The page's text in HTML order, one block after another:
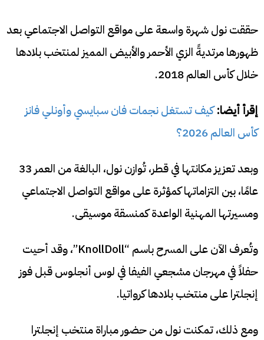
حققت نول شهرة واسعة على مواقع التواصل الاجتماعي بعد
ظهورها مرتديةً الزي الأحمر والأبيض المميز لمنتخب بلادها
خلال كأس العالم 2018.
إقرأ أيضا:كيف تستغل نجمات فان سبايسي وأونلي فانز
كأس العالم 2026؟
وبعد تعزيز مكانتها في قطر، تُوازن نول، البالغة من العمر 33
عامًا، بين التزاماتها كمؤثرة على مواقع التواصل الاجتماعي
ومسيرتها المهنية الواعدة كمنسقة موسيقى.
وتُعرف الآن على المسرح باسم “KnollDoll”، وقد أحيت
حفلاً في مهرجان مشجعي الفيفا في لوس أنجلوس قبل فوز
إنجلترا على منتخب بلادها كرواتيا.
ومع ذلك، تمكنت نول من حضور مباراة منتخب إنجلترا